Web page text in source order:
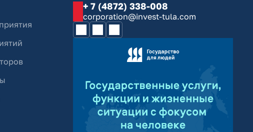
+ 7 (4872) 338-008
corporation@invest-tula.com